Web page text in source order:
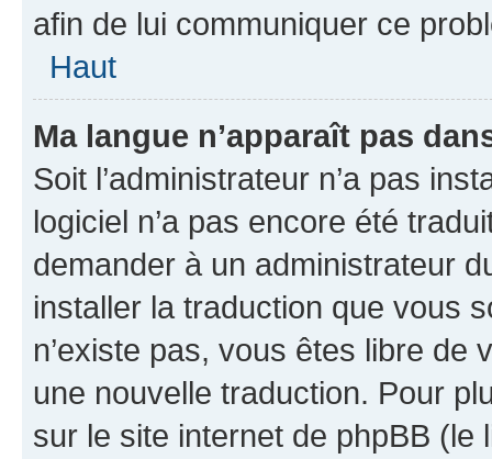
afin de lui communiquer ce
Haut
Ma langue n’apparaît pas
Soit l’administrateur n’a pas
logiciel n’a pas encore été
demander à un administrateur
installer la traduction que vous
n’existe pas, vous êtes libre
une nouvelle traduction. Pour
sur le site internet de phpBB